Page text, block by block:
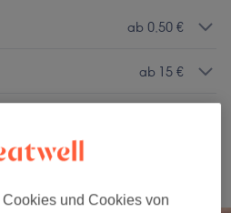
ab 0,50 €
ab 15 €
und Cookies von